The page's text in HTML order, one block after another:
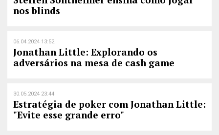
nos blinds
06.04.2024 13:52
Jonathan Little: Explorando os
adversários na mesa de cash game
30.05.2024 23:44
Estratégia de poker com Jonathan Little:
"Evite esse grande erro"